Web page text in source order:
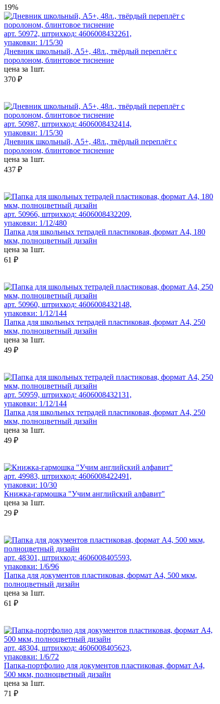
19%
арт. 50972, штрихкод: 4606008432261,
упаковки: 1/15/30
Дневник школьный, А5+, 48л., твёрдый переплёт с
поролоном, блинтовое тиснение
цена за 1шт.
370 ₽
арт. 50987, штрихкод: 4606008432414,
упаковки: 1/15/30
Дневник школьный, А5+, 48л., твёрдый переплёт с
поролоном, блинтовое тиснение
цена за 1шт.
437 ₽
арт. 50966, штрихкод: 4606008432209,
упаковки: 1/12/480
Папка для школьных тетрадей пластиковая, формат А4, 180
мкм, полноцветный дизайн
цена за 1шт.
61 ₽
арт. 50960, штрихкод: 4606008432148,
упаковки: 1/12/144
Папка для школьных тетрадей пластиковая, формат А4, 250
мкм, полноцветный дизайн
цена за 1шт.
49 ₽
арт. 50959, штрихкод: 4606008432131,
упаковки: 1/12/144
Папка для школьных тетрадей пластиковая, формат А4, 250
мкм, полноцветный дизайн
цена за 1шт.
49 ₽
арт. 49983, штрихкод: 4606008422491,
упаковки: 10/30
Книжка-гармошка "Учим английский алфавит"
цена за 1шт.
29 ₽
арт. 48301, штрихкод: 4606008405593,
упаковки: 1/6/96
Папка для документов пластиковая, формат А4, 500 мкм,
полноцветный дизайн
цена за 1шт.
61 ₽
арт. 48304, штрихкод: 4606008405623,
упаковки: 1/6/72
Папка-портфолио для документов пластиковая, формат А4,
500 мкм, полноцветный дизайн
цена за 1шт.
71 ₽